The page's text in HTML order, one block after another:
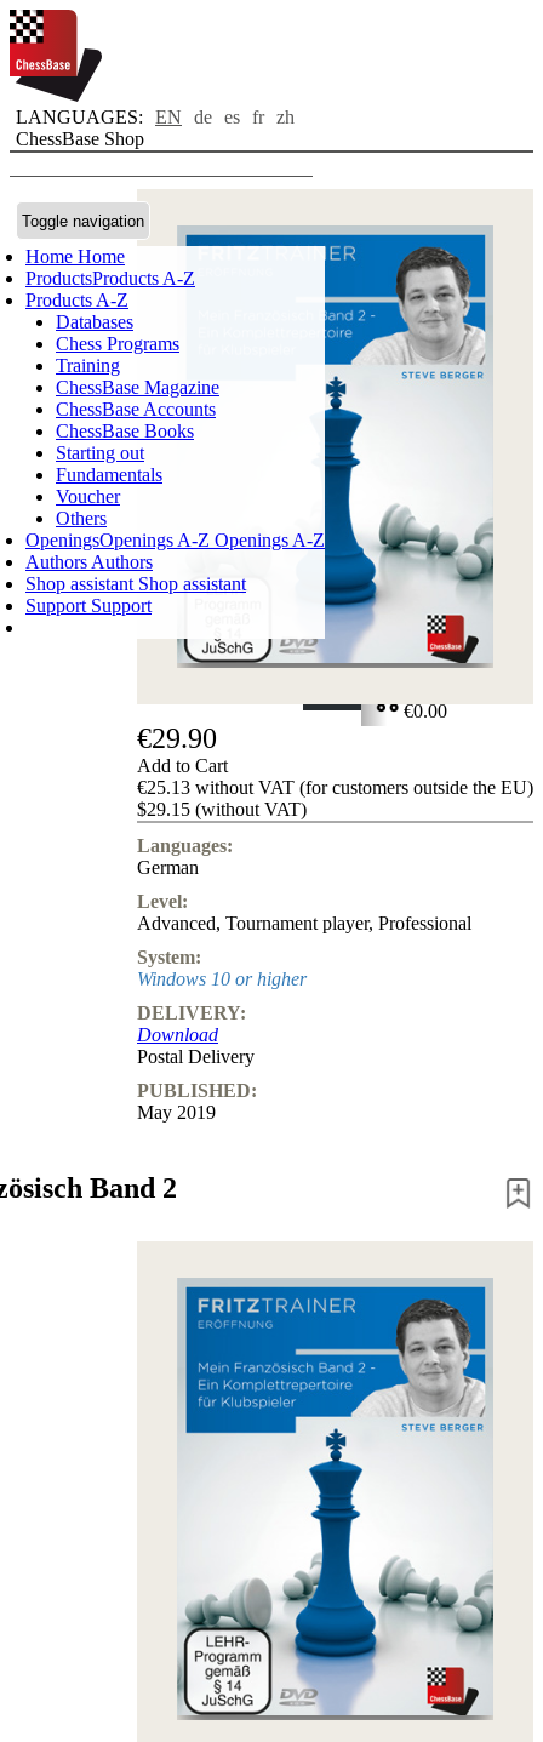
LANGUAGES: EN de es fr zh
ChessBase Shop
Toggle navigation
Home Home
ProductsProducts A-Z
Products A-Z
Databases
Chess Programs
Training
ChessBase Magazine
ChessBase Accounts
ChessBase Books
Starting out
Fundamentals
Voucher
Others
OpeningsOpenings A-Z Openings A-Z
Authors Authors
Shop assistant Shop assistant
Support Support
Login
SHOPPING CART
€0.00
€29.90
Add to Cart
€25.13 without VAT (for customers outside the EU)
$29.15 (without VAT)
Languages:
German
Level:
Advanced, Tournament player, Professional
System:
Windows 10 or higher
DELIVERY:
Download
Postal Delivery
PUBLISHED:
May 2019
Band 2